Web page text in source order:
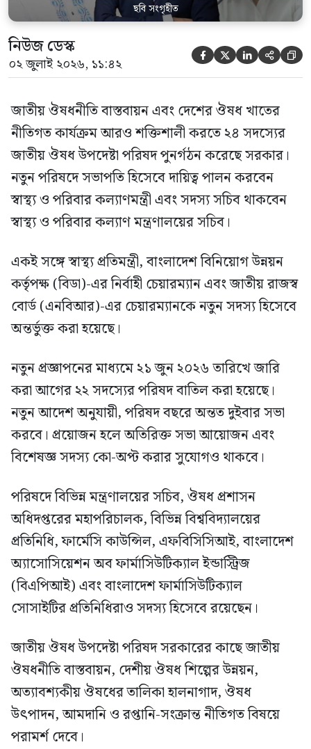
ছবি সংগৃহীত
নিউজ ডেস্ক
০২ জুলাই ২০২৬, ১১:৪২     
জাতীয় ঔষধনীতি বাস্তবায়ন এবং দেশের ঔষধ খাতের
নীতিগত কার্যক্রম আরও শক্তিশালী করতে ২৪ সদস্যের
জাতীয় ঔষধ উপদেষ্টা পরিষদ পুনর্গঠন করেছে সরকার।
নতুন পরিষদে সভাপতি হিসেবে দায়িত্ব পালন করবেন
স্বাস্থ্য ও পরিবার কল্যাণমন্ত্রী এবং সদস্য সচিব থাকবেন
স্বাস্থ্য ও পরিবার কল্যাণ মন্ত্রণালয়ের সচিব।
একই সঙ্গে স্বাস্থ্য প্রতিমন্ত্রী, বাংলাদেশ বিনিয়োগ উন্নয়ন
কর্তৃপক্ষ (বিডা)-এর নির্বাহী চেয়ারম্যান এবং জাতীয় রাজস্ব
বোর্ড (এনবিআর)-এর চেয়ারম্যানকে নতুন সদস্য হিসেবে
অন্তর্ভুক্ত করা হয়েছে।
নতুন প্রজ্ঞাপনের মাধ্যমে ২১ জুন ২০২৬ তারিখে জারি
করা আগের ২২ সদস্যের পরিষদ বাতিল করা হয়েছে।
নতুন আদেশ অনুযায়ী, পরিষদ বছরে অন্তত দুইবার সভা
করবে। প্রয়োজন হলে অতিরিক্ত সভা আয়োজন এবং
বিশেষজ্ঞ সদস্য কো-অপ্ট করার সুযোগও থাকবে।
পরিষদে বিভিন্ন মন্ত্রণালয়ের সচিব, ঔষধ প্রশাসন
অধিদপ্তরের মহাপরিচালক, বিভিন্ন বিশ্ববিদ্যালয়ের
প্রতিনিধি, ফার্মেসি কাউন্সিল, এফবিসিসিআই, বাংলাদেশ
অ্যাসোসিয়েশন অব ফার্মাসিউটিক্যাল ইন্ডাস্ট্রিজ
(বিএপিআই) এবং বাংলাদেশ ফার্মাসিউটিক্যাল
সোসাইটির প্রতিনিধিরাও সদস্য হিসেবে রয়েছেন।
জাতীয় ঔষধ উপদেষ্টা পরিষদ সরকারের কাছে জাতীয়
ঔষধনীতি বাস্তবায়ন, দেশীয় ঔষধ শিল্পের উন্নয়ন,
অত্যাবশ্যকীয় ঔষধের তালিকা হালনাগাদ, ঔষধ
উৎপাদন, আমদানি ও রপ্তানি-সংক্রান্ত নীতিগত বিষয়ে
পরামর্শ দেবে।